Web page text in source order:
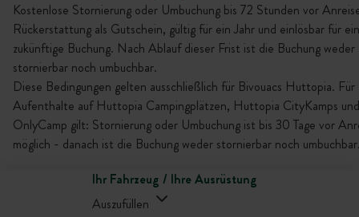
Kostenlose Stornierung oder Umbuchung bis 72 Stunden vor
Rückerstattung als Gutschein, gültig für ein Jahr und einlösbar für
zukünftige Buchung. Nach Ablauf dieser Frist ist die Buchung weder
stornierbar noch umbuchbar.
Diese Bedingungen gelten ausschließlich für Bivouacs Huttopia. Für
Aufenthalte auf Huttopia Campingplätzen, Huttopia CityKamps und
OnlyCamp gilt: Stornierung oder Umbuchung ist bis 30 Tage vor
möglich - danach ist die Buchung weder stornierbar noch
Ihr Fahrzeug / Ihre Ausrüstung
Auszufüllen